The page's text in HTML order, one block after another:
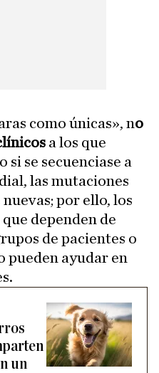
como únicas», no
a los que
se secuenciase a
las mutaciones
por ello, los
dependen de
de pacientes o
pueden ayudar en
un